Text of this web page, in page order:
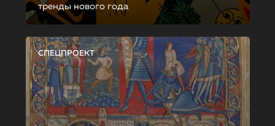
тренды нового года
СПЕЦПРОЕКТ